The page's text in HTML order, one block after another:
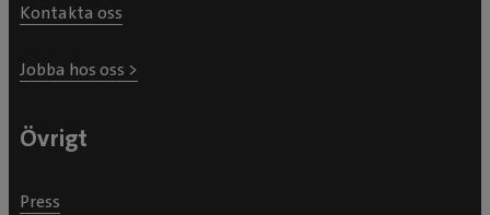
Kontakta oss
Jobba hos oss >
Övrigt
Press